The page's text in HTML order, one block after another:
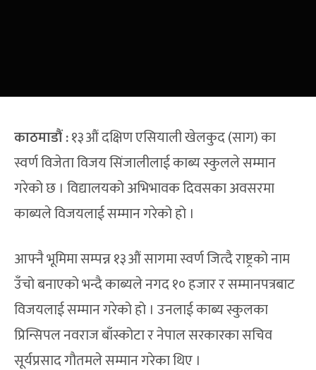
काठमाडौं :१३औं दक्षिण एसियाली खेलकुद (साग) का
स्वर्ण विजेता विजय सिंजालीलाई काब्य स्कुलले सम्मान
गरेको छ । विद्यालयको अभिभावक दिवसका अवसरमा
काब्यले विजयलाई सम्मान गरेको हो ।
आफ्नै भूमिमा सम्पन्न १३औं सागमा स्वर्ण जित्दै राष्ट्रको नाम
उँचो बनाएको भन्दै काब्यले नगद १० हजार र सम्मानपत्रबाट
विजयलाई सम्मान गरेको हो । उनलाई काब्य स्कुलका
प्रिन्सिपल नवराज बाँस्कोटा र नेपाल सरकारका सचिव
सूर्यप्रसाद गौतमले सम्मान गरेका थिए ।